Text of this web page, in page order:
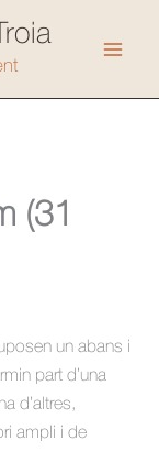
(31
un abans i
part d’una
d’altres,
ampli i de